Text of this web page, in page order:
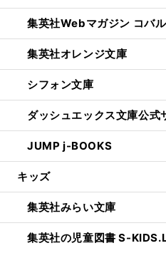
集英社Webマガジン コバル
集英社オレンジ文庫
シフォン文庫
ダッシュエックス文庫公式
JUMP j-BOOKS
キッズ
集英社みらい文庫
集英社の児童図書 S-